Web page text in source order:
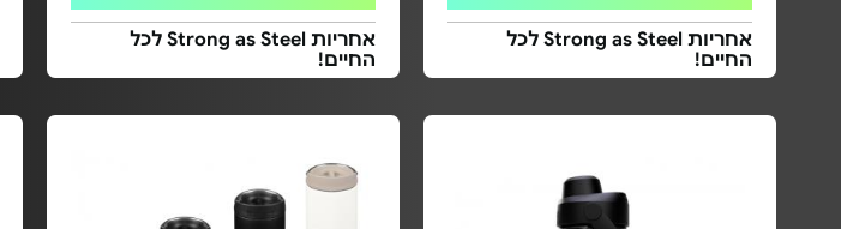
אחריות Strong as Steel לכל
החיים!
אחריות Strong as Steel לכל
החיים!